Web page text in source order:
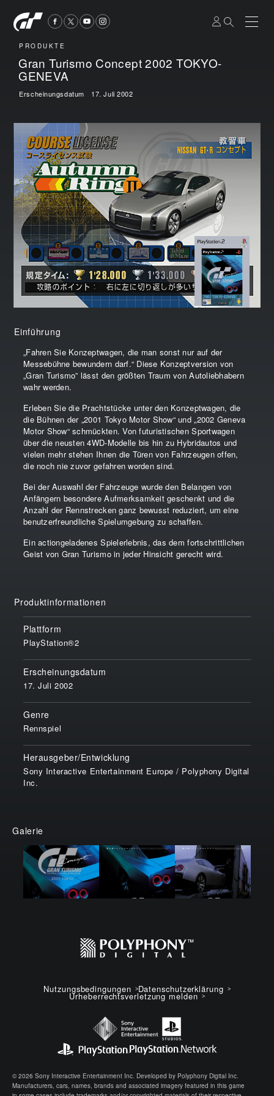
PRODUKTE
Gran Turismo Concept 2002 TOKYO-
GENEVA
Erscheinungsdatum 17. Juli 2002
Einführung
„Fahren Sie Konzeptwagen, die man sonst nur auf der
Messebühne bewundern darf.“ Diese Konzeptversion von
„Gran Turismo” lässt den größten Traum von Autoliebhabern
wahr werden.
Erleben Sie die Prachtstücke unter den Konzeptwagen, die
die Bühnen der „2001 Tokyo Motor Show“ und „2002 Geneva
Motor Show“ schmückten. Von futuristischen Sportwagen
über die neusten 4WD-Modelle bis hin zu Hybridautos und
vielen mehr stehen Ihnen die Türen von Fahrzeugen offen,
die noch nie zuvor gefahren worden sind.
Bei der Auswahl der Fahrzeuge wurde den Belangen von
Anfängern besondere Aufmerksamkeit geschenkt und die
Anzahl der Rennstrecken ganz bewusst reduziert, um eine
benutzerfreundliche Spielumgebung zu schaffen.
Ein actiongeladenes Spielerlebnis, das dem fortschrittlichen
Geist von Gran Turismo in jeder Hinsicht gerecht wird.
Produktinformationen
Plattform
PlayStation®2
Erscheinungsdatum
17. Juli 2002
Genre
Rennspiel
Herausgeber/Entwicklung
Sony Interactive Entertainment Europe / Polyphony Digital
Inc.
Galerie
Nutzungsbedingungen Datenschutzerklärung
Urheberrechtsverletzung melden
© 2026 Sony Interactive Entertainment Inc. Developed by Polyphony Digital Inc.
Manufacturers, cars, names, brands and associated imagery featured in this game